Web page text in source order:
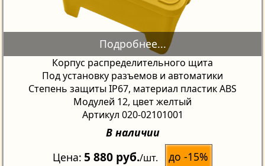
Корпус распределительного щита
Под установку разъемов и автоматики
Степень защиты IP67, материал пластик ABS
Модулей 12, цвет желтый
Артикул 020-02101001
В наличии
Цена 5 880 руб./шт. до -15%